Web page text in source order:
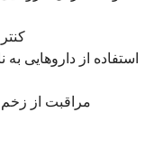
استفاده از داروهایی
مراقبت از